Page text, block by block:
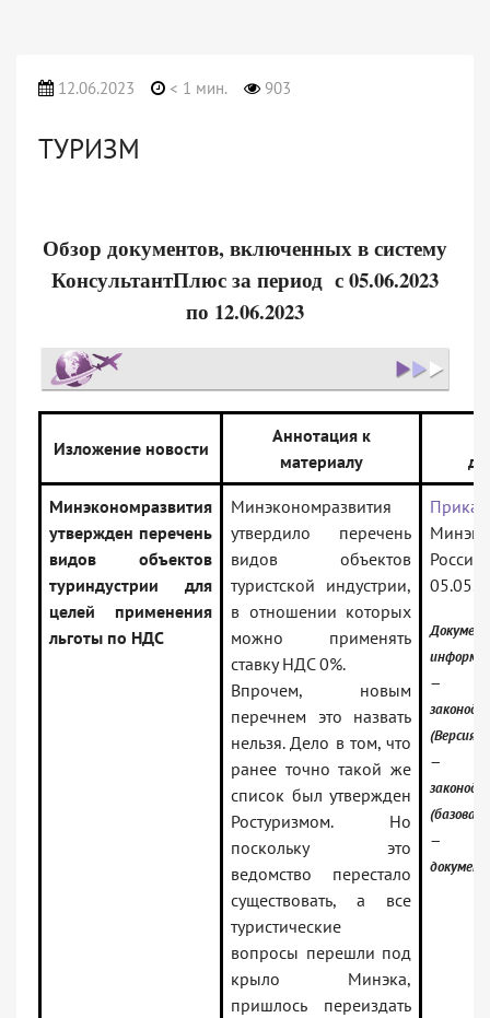
12.06.2023 < 1 мин. 903
ТУРИЗМ
Обзор документов, включенных в систему
КонсультантПлюс за период с 05.06.2023
по 12.06.2023
Изложение новости
Аннотация к
материалу
Минэкономразвития
утвержден перечень
видов объектов
туриндустрии для
целей применения
льготы по НДС
Минэкономразвития
утвердило перечень
видов объектов
туристской индустрии,
в отношении которых
можно применять
ставку НДС 0%.
Впрочем, новым
перечнем это назвать
нельзя. Дело в том, что
ранее точно такой же
список был утвержден
Ростуризмом. Но
поскольку это
ведомство перестало
существовать, а все
туристические
вопросы перешли под
крыло Минэка,
пришлось переиздать
Приказ
—
(Версия
—
(базовая
—